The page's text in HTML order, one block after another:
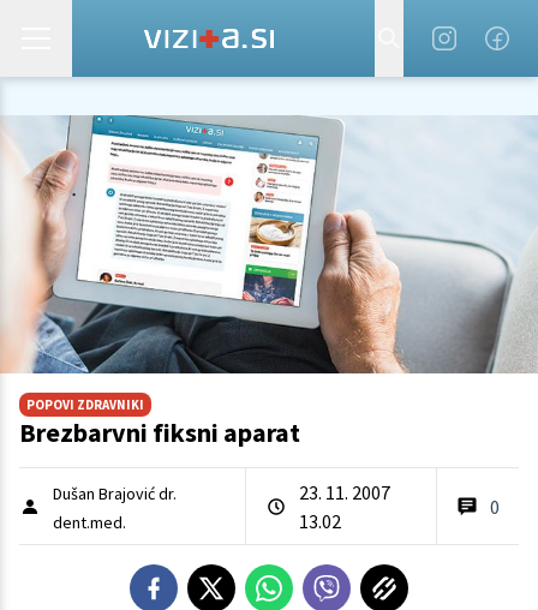
POPOVI ZDRAVNIKI
Brezbarvni fiksni aparat
Dušan Brajović dr.
dent.med.
23. 11. 2007
13.02
0